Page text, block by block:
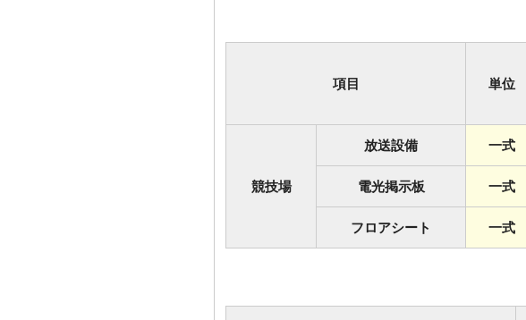
項目 単位
競技場
放送設備 一式
電光掲示板 一式
フロアシート 一式